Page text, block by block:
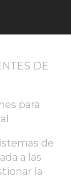
DE
para
de
a las
la